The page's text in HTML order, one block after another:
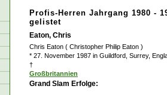
Profis-Herren Jahrgang 1980 -
gelistet
Eaton, Chris
Chris Eaton ( Christopher Philip Eaton )
* 27. November 1987 in Guildford, Surrey,
†
Großbritannien
Grand Slam Erfolge: